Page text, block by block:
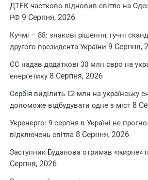
ДТЕК частково відновив світло на
РФ 9 Серпня, 2026
Кучмі – 88: знакові рішення, гучні
другого президента України 9 Серпня,
ЄС надав додаткові 30 млн євро на
енергетику 8 Серпня, 2026
Сербія виділить €2 млн на українську
допоможе відбудувати одне з міст 8
Укренерго: 9 серпня в Україні не
відключень світла 8 Серпня, 2026
Заступник Буданова отримав «жирне»
Серпня, 2026